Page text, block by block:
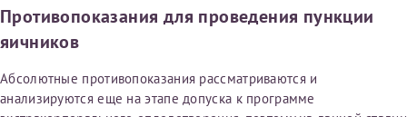
Противопоказания для проведения пункции
яичников
Абсолютные противопоказания рассматриваются и
анализируются еще на этапе допуска к программе